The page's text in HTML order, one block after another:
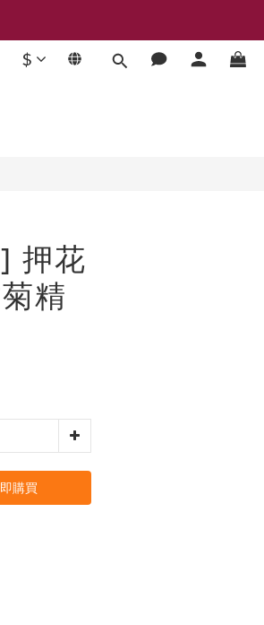
$
押花
精
購買
立即購買